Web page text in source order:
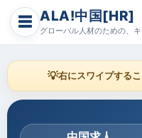
☰ ALA!中国[HR]
グローバル人材のための、
💡右にスワイプする